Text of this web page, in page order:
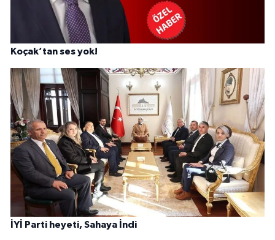
Koçak’tan ses yok!
İYİ Parti heyeti, Sahaya İndi